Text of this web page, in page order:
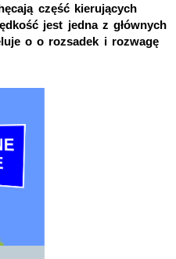
część kierujących
jest jedna z głównych
o o rozsadek i rozwagę